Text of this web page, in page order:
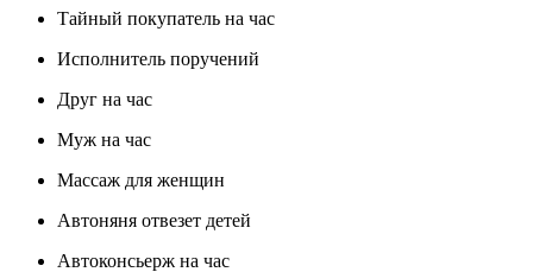
Тайный покупатель на час
Исполнитель поручений
Друг на час
Муж на час
Массаж для женщин
Автоняня отвезет детей
Автоконсьерж на час